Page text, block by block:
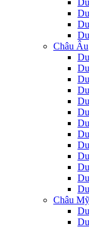
Châu Âu
Châu